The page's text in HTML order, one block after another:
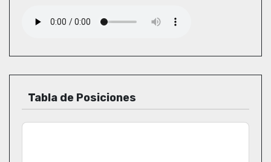
Tabla de Posiciones